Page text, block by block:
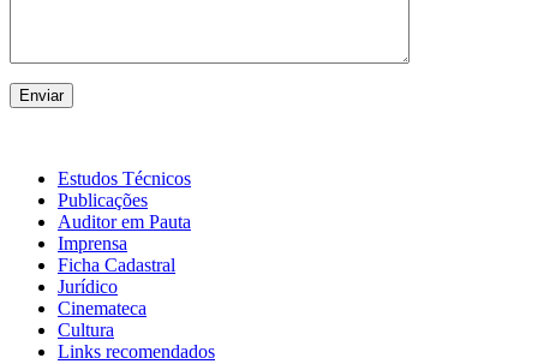
Estudos Técnicos
Publicações
Auditor em Pauta
Imprensa
Ficha Cadastral
Jurídico
Cinemateca
Cultura
Links recomendados